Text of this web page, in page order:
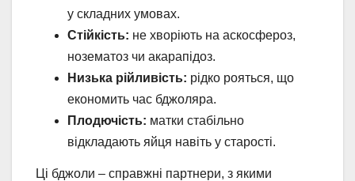
у складних умовах.
Стійкість: не хворіють на аскосфероз,
нозематоз чи акарапідоз.
Низька рійливість: рідко рояться, що
економить час бджоляра.
Плодючість: матки стабільно
відкладають яйця навіть у старості.
Ці бджоли – справжні партнери, з якими